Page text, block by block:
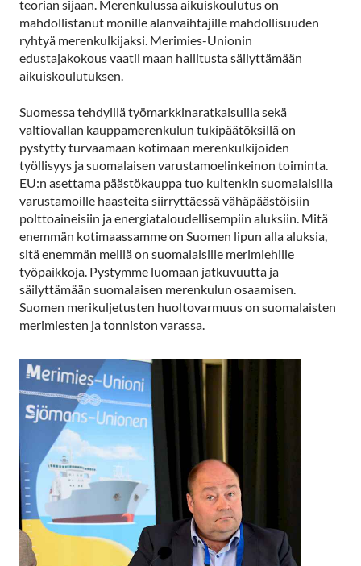
teorian sijaan. Merenkulussa aikuiskoulutus on
mahdollistanut monille alanvaihtajille mahdollisuuden
ryhtyä merenkulkijaksi. Merimies-Unionin
edustajakokous vaatii maan hallitusta säilyttämään
aikuiskoulutuksen.
Suomessa tehdyillä työmarkkinaratkaisuilla sekä
valtiovallan kauppamerenkulun tukipäätöksillä on
pystytty turvaamaan kotimaan merenkulkijoiden
työllisyys ja suomalaisen varustamoelinkeinon toiminta.
EU:n asettama päästökauppa tuo kuitenkin suomalaisilla
varustamoille haasteita siirryttäessä vähäpäästöisiin
polttoaineisiin ja energiataloudellisempiin aluksiin. Mitä
enemmän kotimaassamme on Suomen lipun alla aluksia,
sitä enemmän meillä on suomalaisille merimiehille
työpaikkoja. Pystymme luomaan jatkuvuutta ja
säilyttämään suomalaisen merenkulun osaamisen.
Suomen merikuljetusten huoltovarmuus on suomalaisten
merimiesten ja tonniston varassa.